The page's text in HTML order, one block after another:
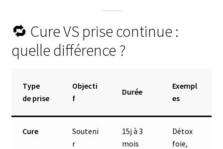
🔁 Cure VS prise continue :
quelle différence ?
Type
de prise
Objecti
f
Durée
Exempl
es
Cure
Souteni
r
15j à 3
mois
Détox
foie,